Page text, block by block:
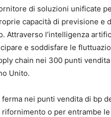
di soluzioni unificate
capacità di previsione e
Attraverso l’intelligenza
e soddisfare le
chain nei 300 punti
Unito.
nei punti vendita di bp
o per entrambe